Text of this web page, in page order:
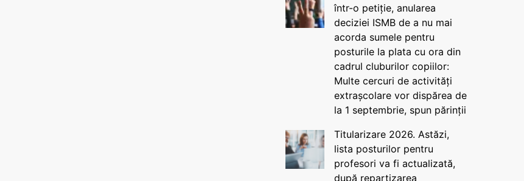
într-o petiție, anularea
deciziei ISMB de a nu mai
acorda sumele pentru
posturile la plata cu ora din
cadrul cluburilor copiilor:
Multe cercuri de activități
extrașcolare vor dispărea de
la 1 septembrie, spun părinții
Titularizare 2026. Astăzi,
lista posturilor pentru
profesori va fi actualizată,
după repartizarea